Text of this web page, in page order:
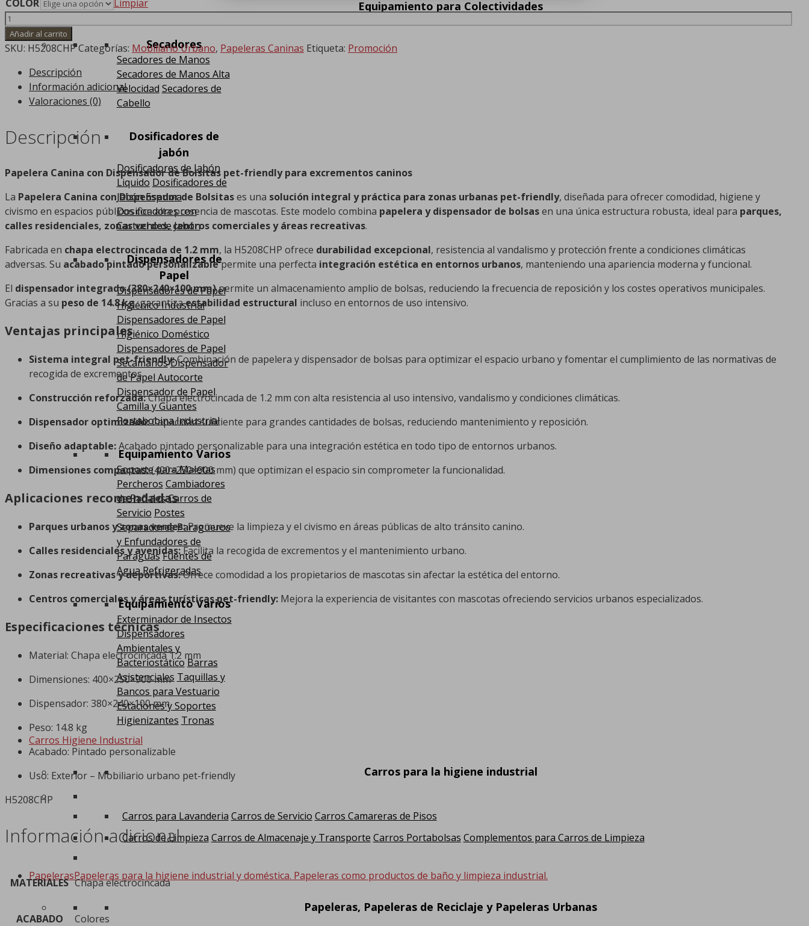
Equipamiento para Colectividades
Secadores
Secadores de Manos
Secadores de Manos Alta
Velocidad Secadores de
Cabello
Dosificadores de
jabón
Dosificadores de Jabón
Liquido Dosificadores de
Jabón Espuma
Dosificadores con
Cartucho de Jabón
Dispensadores de
Papel
Dispensadores de Papel
Higiénico Industrial
Dispensadores de Papel
Higiénico Doméstico
Dispensadores de Papel
SecamanosDispensador
de Papel Autocorte
Dispensador de Papel
Camilla y Guantes
Portabobina Industrial
Equipamiento Varios
Soporte para Maletas
Percheros Cambiadores
de PañalesCarros de
Servicio Postes
SeparadoresParagüeros
y Enfundadores de
ParaguasFuentes de
Agua Refrigeradas
Equipamiento Varios
Exterminador de Insectos
Dispensadores
Ambientales y
Bacteriostático Barras
Asistenciales Taquillas y
Bancos para Vestuario
Estaciones y Soportes
Higienizantes Tronas
Carros Higiene Industrial
Carros para la higiene industrial
Carros para Lavanderia Carros de Servicio Carros Camareras de Pisos
Carros de Limpieza Carros de Almacenaje y Transporte Carros Portabolsas Complementos para Carros de Limpieza
PapelerasPapeleras para la higiene industrial y doméstica. Papeleras como productos de baño y limpieza industrial.
Papeleras, Papeleras de Reciclaje y Papeleras Urbanas
COLOR
Limpiar
Papelera
Canina
con
Bolsitas
cantidad
Añadir al carrito
SKU: H5208CHPCategorías: Mobiliario Urbano, Papeleras Caninas Etiqueta: Promoción
Descripción
Información adicional
Valoraciones (0)
Descripción
Papelera Canina con Dispensador de Bolsitas pet-friendly para excrementos caninos
La Papelera Canina con Dispensador de Bolsitases una solución integral y práctica para zonas urbanas pet-friendly, diseñada para ofrecer comodidad, higiene y
civismo en espacios públicos con alta presencia de mascotas. Este modelo combina papelera y dispensador de bolsasen una única estructura robusta, ideal para parques,
calles residenciales, zonas verdes, centros comerciales y áreas recreativas.
Fabricada en chapa electrocincada de 1.2 mm, la H5208CHP ofrece durabilidad excepcional, resistencia al vandalismo y protección frente a condiciones climáticas
adversas. Su acabado pintado personalizablepermite una perfecta integración estética en entornos urbanos, manteniendo una apariencia moderna y funcional.
El dispensador integrado (380×240×100 mm)permite un almacenamiento amplio de bolsas, reduciendo la frecuencia de reposición y los costes operativos municipales.
Gracias a su peso de 14.8 kg, garantizaestabilidad estructural incluso en entornos de uso intensivo.
Ventajas principales
Sistema integral pet-friendly:Combinación de papelera y dispensador de bolsas para optimizar el espacio urbano y fomentar el cumplimiento de las normativas de
recogida de excrementos.
Construcción reforzada:Chapa electrocincada de 1.2 mm con alta resistencia al uso intensivo, vandalismo y condiciones climáticas.
Dispensador optimizado:Capacidad suficiente para grandes cantidades de bolsas, reduciendo mantenimiento y reposición.
Diseño adaptable:Acabado pintado personalizable para una integración estética en todo tipo de entornos urbanos.
Dimensiones compactas:(400×250×900 mm) que optimizan el espacio sin comprometer la funcionalidad.
Aplicaciones recomendadas
Parques urbanos y zonas verdes:Promueve la limpieza y el civismo en áreas públicas de alto tránsito canino.
Calles residenciales y avenidas:Facilita la recogida de excrementos y el mantenimiento urbano.
Zonas recreativas y deportivas:Ofrece comodidad a los propietarios de mascotas sin afectar la estética del entorno.
Centros comerciales y áreas turísticas pet-friendly: Mejora la experiencia de visitantes con mascotas ofreciendo servicios urbanos especializados.
Especificaciones técnicas
Material: Chapa electrocincada 1.2 mm
Dimensiones: 400×250×900 mm
Dispensador: 380×240×100 mm
Peso: 14.8 kg
Acabado: Pintado personalizable
Uso: Exterior – Mobiliario urbano pet-friendly
H5208CHP
Información adicional
MATERIALES Chapa electrocincada
ACABADO Colores